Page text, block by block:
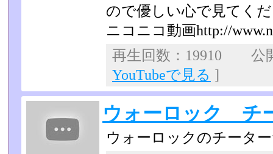
ので優しい心で見てく
ニコニコ動画http://
再生回数：19910 公
YouTubeで見る ]
ウォーロック チ
ウォーロックのチータ